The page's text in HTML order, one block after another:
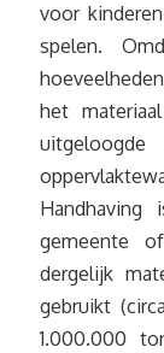
voor
spelen.
het
gemeente
dergelijk
gebruikt
1.000.000